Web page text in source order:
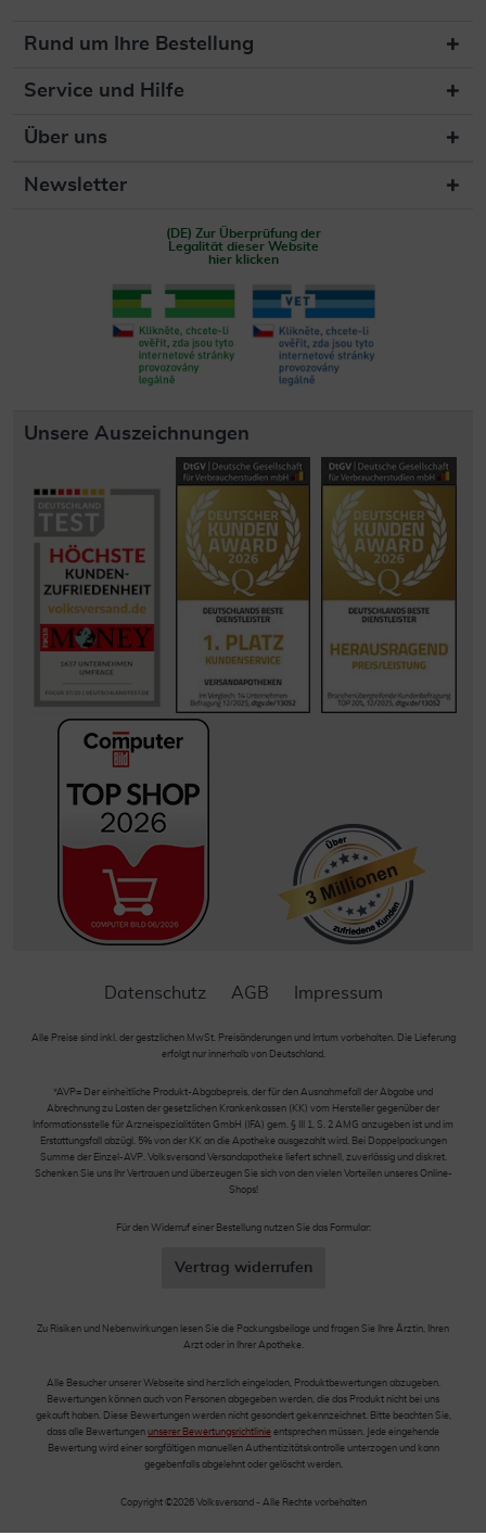
Rund um Ihre Bestellung
Service und Hilfe
Über uns
Newsletter
(DE) Zur Überprüfung der
Legalität dieser Website
hier klicken
Unsere Auszeichnungen
Datenschutz AGB Impressum
Alle Preise sind inkl. der gestzlichen MwSt. Preisänderungen und Irrtum vorbehalten. Die Lieferung
erfolgt nur innerhalb von Deutschland.
*AVP= Der einheitliche Produkt-Abgabepreis, der für den Ausnahmefall der Abgabe und
Abrechnung zu Lasten der gesetzlichen Krankenkassen (KK) vom Hersteller gegenüber der
Informationsstelle für Arzneispezialitäten GmbH (IFA) gem. § III 1, S. 2 AMG anzugeben ist und im
Erstattungsfall abzügl. 5% von der KK an die Apotheke ausgezahlt wird. Bei Doppelpackungen
Summe der Einzel-AVP. Volksversand Versandapotheke liefert schnell, zuverlässig und diskret.
Schenken Sie uns Ihr Vertrauen und überzeugen Sie sich von den vielen Vorteilen unseres Online-
Shops!
Für den Widerruf einer Bestellung nutzen Sie das Formular:
Vertrag widerrufen
Zu Risiken und Nebenwirkungen lesen Sie die Packungsbeilage und fragen Sie Ihre Ärztin, Ihren
Arzt oder in Ihrer Apotheke.
Alle Besucher unserer Webseite sind herzlich eingeladen, Produktbewertungen abzugeben.
Bewertungen können auch von Personen abgegeben werden, die das Produkt nicht bei uns
gekauft haben. Diese Bewertungen werden nicht gesondert gekennzeichnet. Bitte beachten Sie,
dass alle Bewertungen unserer Bewertungsrichtlinie entsprechen müssen. Jede eingehende
Bewertung wird einer sorgfältigen manuellen Authentizitätskontrolle unterzogen und kann
gegebenfalls abgelehnt oder gelöscht werden.
Copyright ©2026 Volksversand - Alle Rechte vorbehalten